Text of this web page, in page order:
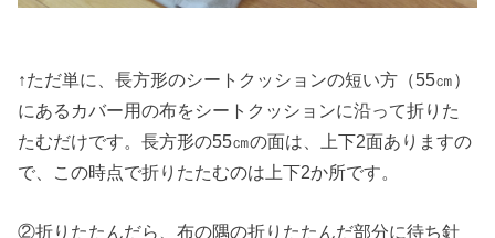
↑ただ単に、長方形のシートクッションの短い方（55㎝）
にあるカバー用の布をシートクッションに沿って折りた
たむだけです。長方形の55㎝の面は、上下2面ありますの
で、この時点で折りたたむのは上下2か所です。
②折りたたんだら、布の隅の折りたたんだ部分に待ち針